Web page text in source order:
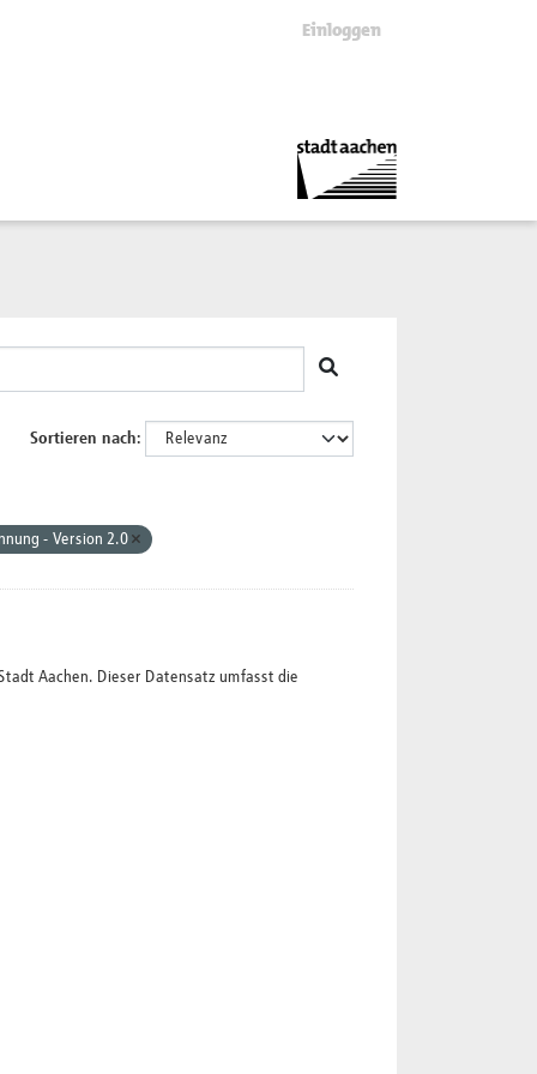
Einloggen
Sortieren nach
- Version 2.0
Aachen. Dieser Datensatz umfasst die